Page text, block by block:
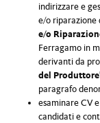
indirizzare e
e/o riparazione
e/o
Ferragamo in
derivanti da
del Produttore
paragrafo
esaminare CV
candidati e